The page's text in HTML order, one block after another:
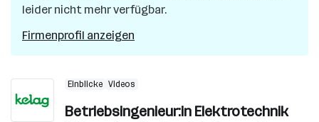
leider nicht mehr verfügbar.
Firmenprofil anzeigen
Einblicke Videos
Betriebsingenieur:in Elektrotechnik